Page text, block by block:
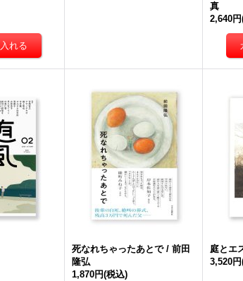
真
2,640円
死なれちゃったあとで / 前田
隆弘
1,870円(税込)
庭とエ
3,520円